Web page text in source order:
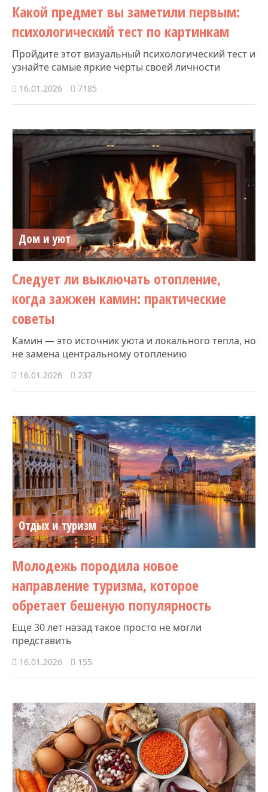
Какой предмет вы заметили первым:
психологический тест по картинкам
Пройдите этот визуальный психологический тест и
узнайте самые яркие черты своей личности
16.01.2026 7185
Дом и уют
Следует ли выключать отопление,
когда зажжен камин: практические
советы
Камин — это источник уюта и локального тепла, но
не замена центральному отоплению
16.01.2026 237
Отдых и туризм
Молодежь породила новое
направление туризма, которое
обретает бешеную популярность
Еще 30 лет назад такое просто не могли
представить
16.01.2026 155